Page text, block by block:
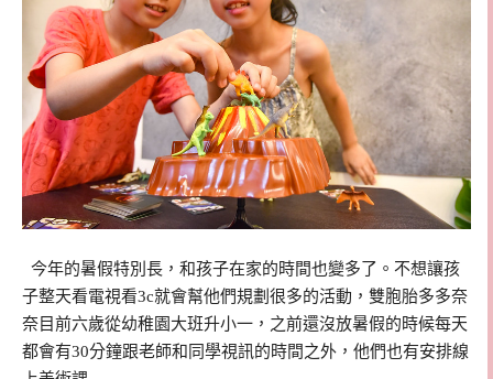
今年的暑假特別長，和孩子在家的時間也變多了。不想讓孩
子整天看電視看3c就會幫他們規劃很多的活動，雙胞胎多多奈
奈目前六歲從幼稚園大班升小一，之前還沒放暑假的時候每天
都會有30分鐘跟老師和同學視訊的時間之外，他們也有安排線